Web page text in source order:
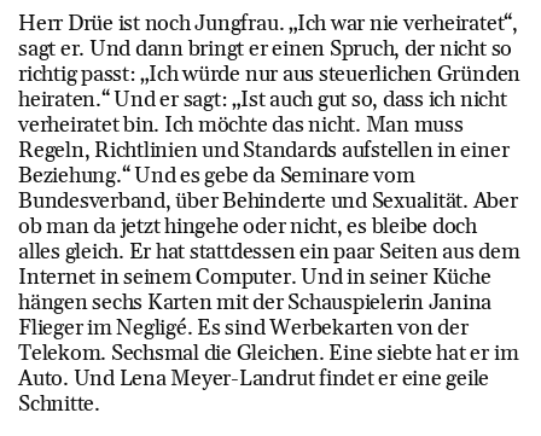
Herr Drüe ist noch Jungfrau. „Ich war nie verheiratet“,
sagt er. Und dann bringt er einen Spruch, der nicht so
richtig passt: „Ich würde nur aus steuerlichen Gründen
heiraten.“ Und er sagt: „Ist auch gut so, dass ich nicht
verheiratet bin. Ich möchte das nicht. Man muss
Regeln, Richtlinien und Standards aufstellen in einer
Beziehung.“ Und es gebe da Seminare vom
Bundesverband, über Behinderte und Sexualität. Aber
ob man da jetzt hingehe oder nicht, es bleibe doch
alles gleich. Er hat stattdessen ein paar Seiten aus dem
Internet in seinem Computer. Und in seiner Küche
hängen sechs Karten mit der Schauspielerin Janina
Flieger im Negligé. Es sind Werbekarten von der
Telekom. Sechsmal die Gleichen. Eine siebte hat er im
Auto. Und Lena Meyer-Landrut findet er eine geile
Schnitte.